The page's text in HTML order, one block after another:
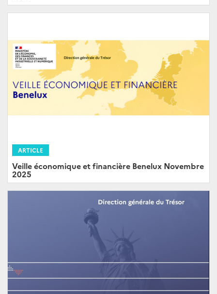
ARTICLE
Veille économique et financière Benelux Novembre
2025